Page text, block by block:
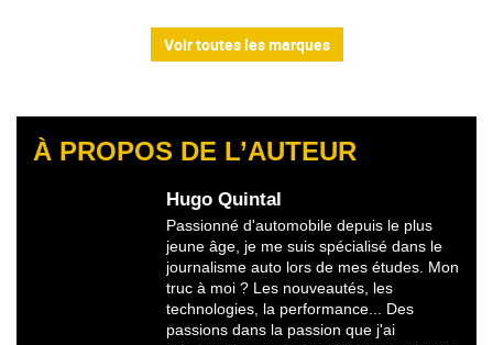
Voir toutes les marques
À PROPOS DE L’AUTEUR
Hugo Quintal
Passionné d'automobile depuis le plus
jeune âge, je me suis spécialisé dans le
journalisme auto lors de mes études. Mon
truc à moi ? Les nouveautés, les
technologies, la performance... Des
passions dans la passion que j'ai